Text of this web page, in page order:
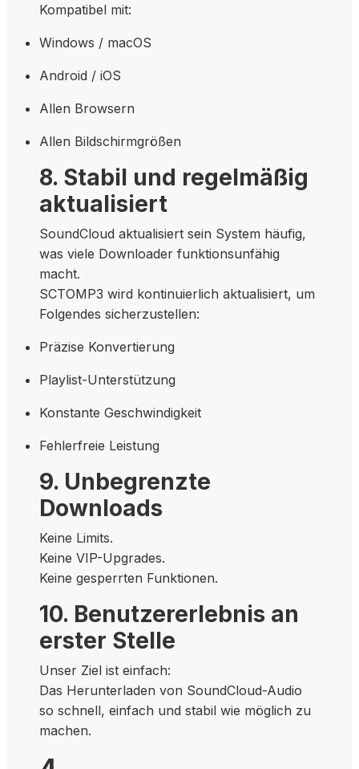
Kompatibel mit:
Windows / macOS
Android / iOS
Allen Browsern
Allen Bildschirmgrößen
8. Stabil und regelmäßig
aktualisiert
SoundCloud aktualisiert sein System häufig,
was viele Downloader funktionsunfähig
macht.
SCTOMP3 wird kontinuierlich aktualisiert, um
Folgendes sicherzustellen:
Präzise Konvertierung
Playlist-Unterstützung
Konstante Geschwindigkeit
Fehlerfreie Leistung
9. Unbegrenzte
Downloads
Keine Limits.
Keine VIP-Upgrades.
Keine gesperrten Funktionen.
10. Benutzererlebnis an
erster Stelle
Unser Ziel ist einfach:
Das Herunterladen von SoundCloud-Audio
so schnell, einfach und stabil wie möglich zu
machen.